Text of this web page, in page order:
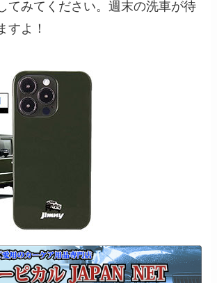
てみてください。週末の洗車が待
すよ！